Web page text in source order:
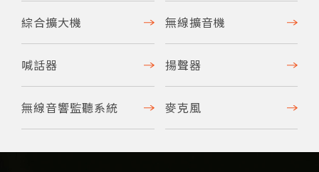
綜合擴大機 無線擴音機
喊話器 揚聲器
無線音響監聽系統 麥克風